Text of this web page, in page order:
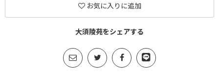
お気に入りに追加
大須陵苑をシェアする